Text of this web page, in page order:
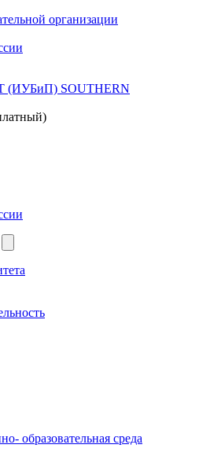
организации
(ИУБиП) SOUTHERN
образовательная среда